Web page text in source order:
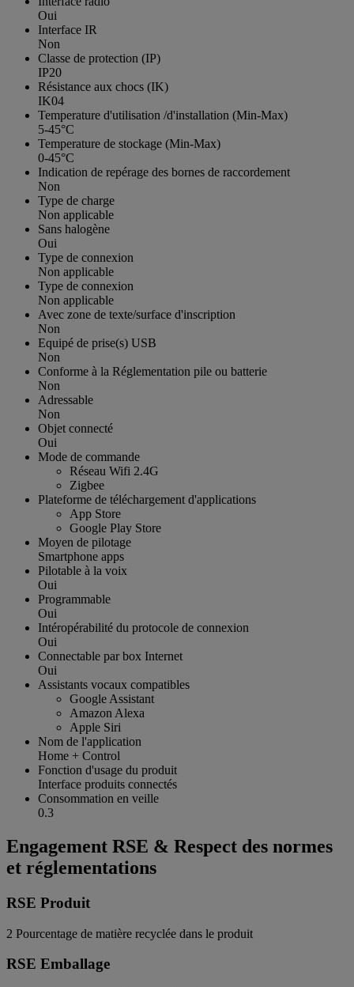
Oui
Interface IR
Non
Classe de protection (IP)
IP20
Résistance aux chocs (IK)
IK04
Temperature d'utilisation /d'installation (Min-Max)
5-45°C
Temperature de stockage (Min-Max)
0-45°C
Indication de repérage des bornes de raccordement
Non
Type de charge
Non applicable
Sans halogène
Oui
Type de connexion
Non applicable
Type de connexion
Non applicable
Avec zone de texte/surface d'inscription
Non
Equipé de prise(s) USB
Non
Conforme à la Réglementation pile ou batterie
Non
Adressable
Non
Objet connecté
Oui
Mode de commande
Réseau Wifi 2.4G
Zigbee
Plateforme de téléchargement d'applications
App Store
Google Play Store
Moyen de pilotage
Smartphone apps
Pilotable à la voix
Oui
Programmable
Oui
Intéropérabilité du protocole de connexion
Oui
Connectable par box Internet
Oui
Assistants vocaux compatibles
Google Assistant
Amazon Alexa
Apple Siri
Nom de l'application
Home + Control
Fonction d'usage du produit
Interface produits connectés
Consommation en veille
0.3
Engagement RSE & Respect des normes
et réglementations
RSE Produit
2 Pourcentage de matière recyclée dans le produit
RSE Emballage